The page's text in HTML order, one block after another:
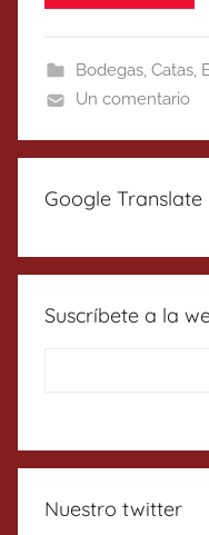
Bodegas, Catas,
Un comentario
Google Translate
Suscríbete a la
Nuestro twitter